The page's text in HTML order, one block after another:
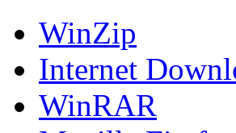
WinZip
Internet
WinRAR